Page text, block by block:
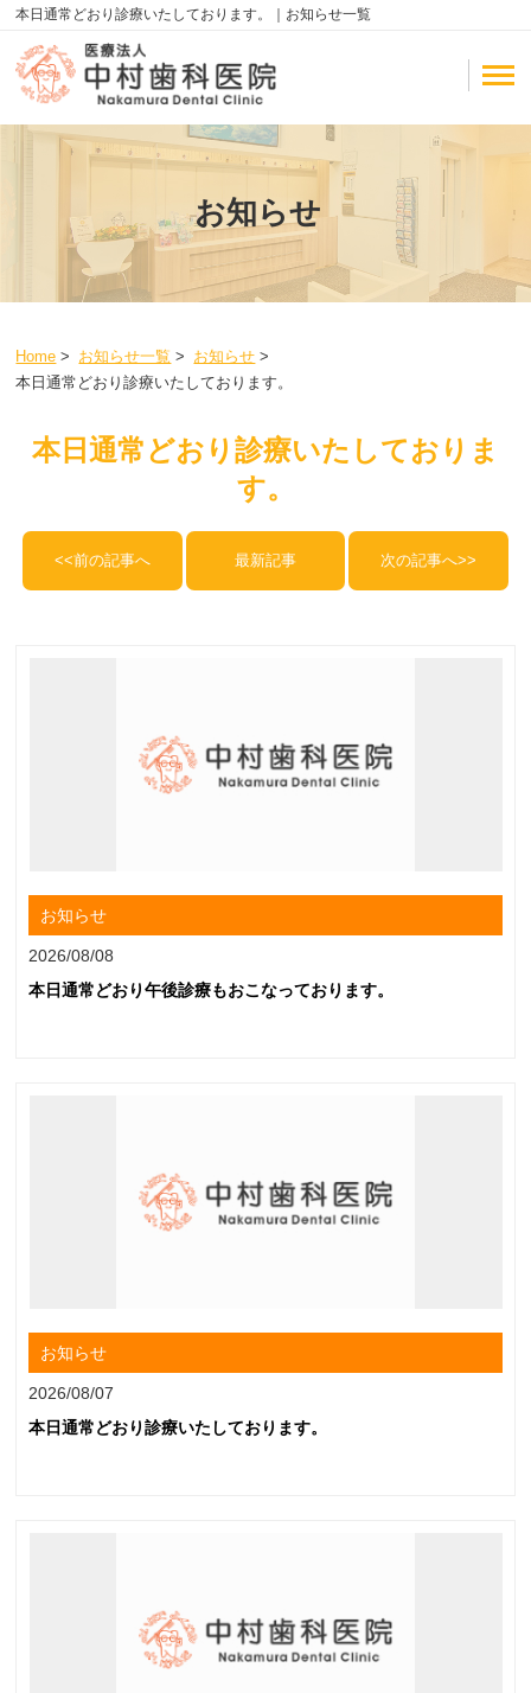
本日通常どおり診療いたしております。｜お知らせ一覧
お知らせ
Home > お知らせ一覧 > お知らせ >
本日通常どおり診療いたしております。
本日通常どおり診療いたしておりま
す。
<<前の記事へ 最新記事 次の記事へ>>
お知らせ
2026/08/08
本日通常どおり午後診療もおこなっております。
お知らせ
2026/08/07
本日通常どおり診療いたしております。